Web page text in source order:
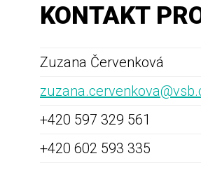
KONTAKT
Zuzana Červenková
+420 597 329 561
+420 602 593 335